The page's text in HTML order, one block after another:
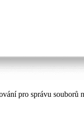
pro správu souborů